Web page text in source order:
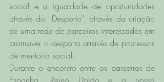
social e a igualdade de oportunidades
através do  Desporto”, através da criação
de uma rede de parceiros interessados em
promover o desporto através de processos
de mentoria social.
Durante o encontro entre os parceiros de